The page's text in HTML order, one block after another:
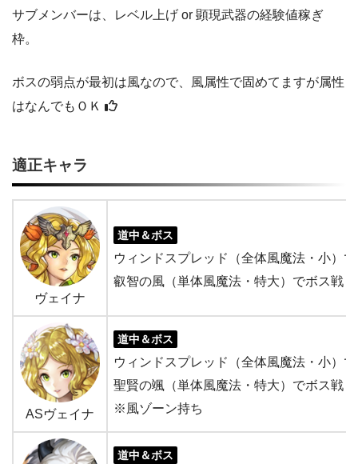
サブメンバーは、レベル上げ or 顕現武器の経験値稼ぎ
枠。
ボスの弱点が最初は風なので、風属性で固めてますが属性
はなんでもＯＫ
適正キャラ
ヴェイナ
道中＆ボス
ウィンドスプレッド（全体風魔法・小）
叡智の風（単体風魔法・特大）でボス戦
ASヴェイナ
道中＆ボス
ウィンドスプレッド（全体風魔法・小）
聖賢の颯（単体風魔法・特大）でボス戦
※風ゾーン持ち
道中＆ボス